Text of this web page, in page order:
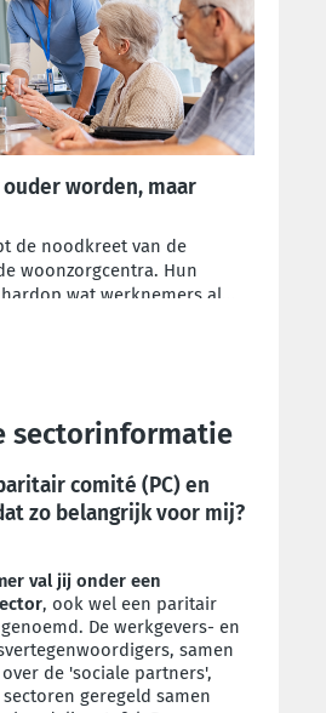
worden, maar
de noodkreet van de
woonzorgcentra. Hun
wat werknemers al
er is geen toekomstplan.
sectorinformatie
comité (PC) en
zo belangrijk voor mij?
val jij onder een
, ook wel een paritair
De werkgevers- en
samen
de 'sociale partners',
geregeld samen